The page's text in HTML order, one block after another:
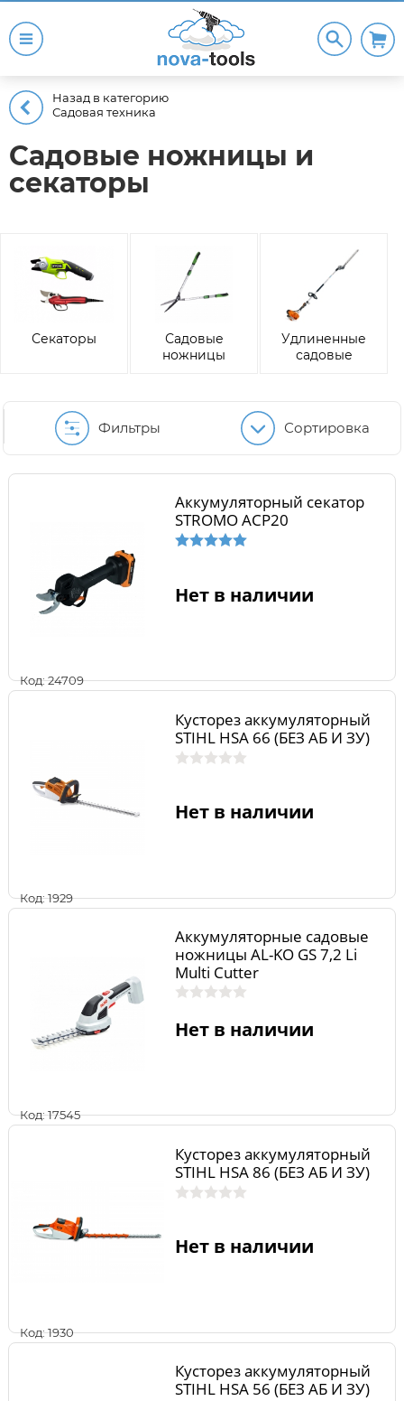
Назад в категорию
Садовая техника
Садовые ножницы и
секаторы
Секаторы
Садовые
ножницы
Удлиненные
садовые
Фильтры Сортировка
Код: 24709
Аккумуляторный секатор
STROMO ACP20
Нет в наличии
Код: 1929
Кусторез аккумуляторный
STIHL НSA 66 (БЕЗ АБ И ЗУ)
Нет в наличии
Код: 17545
Аккумуляторные садовые
ножницы AL-KO GS 7,2 Li
Multi Cutter
Нет в наличии
Код: 1930
Кусторез аккумуляторный
STIHL НSA 86 (БЕЗ АБ И ЗУ)
Нет в наличии
Кусторез аккумуляторный
STIHL НSA 56 (БЕЗ АБ И ЗУ)